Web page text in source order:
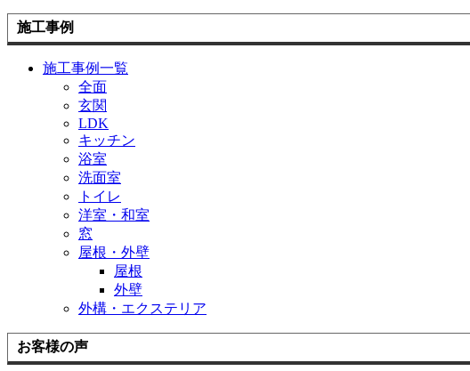
施工事例
施工事例一覧
全面
玄関
LDK
キッチン
浴室
洗面室
トイレ
洋室・和室
窓
屋根・外壁
屋根
外壁
外構・エクステリア
お客様の声